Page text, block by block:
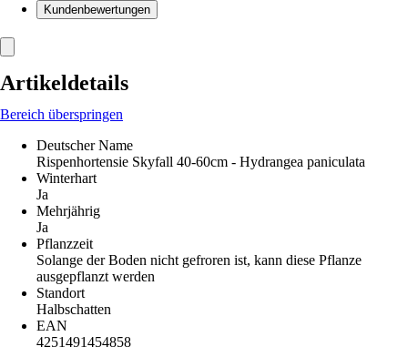
Kundenbewertungen
Artikeldetails
Bereich überspringen
Deutscher Name
Rispenhortensie Skyfall 40-60cm - Hydrangea paniculata
Winterhart
Ja
Mehrjährig
Ja
Pflanzzeit
Solange der Boden nicht gefroren ist, kann diese Pflanze
ausgepflanzt werden
Standort
Halbschatten
EAN
4251491454858